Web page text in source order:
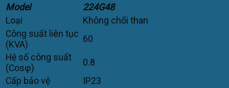
Model
224G48
Loại
Không chổi than
Công suất liên tục
(KVA)
60
Hệ số công suất
(Cosφ)
0.8
Cấp bảo vệ
IP23